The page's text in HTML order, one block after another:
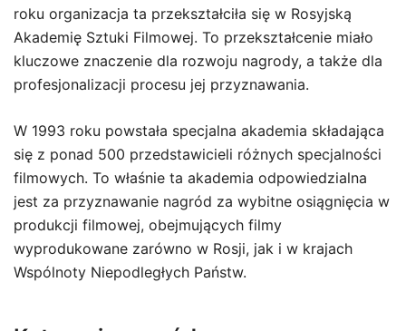
roku organizacja ta przekształciła się w Rosyjską
Akademię Sztuki Filmowej. To przekształcenie miało
kluczowe znaczenie dla rozwoju nagrody, a także dla
profesjonalizacji procesu jej przyznawania.
W 1993 roku powstała specjalna akademia składająca
się z ponad 500 przedstawicieli różnych specjalności
filmowych. To właśnie ta akademia odpowiedzialna
jest za przyznawanie nagród za wybitne osiągnięcia w
produkcji filmowej, obejmujących filmy
wyprodukowane zarówno w Rosji, jak i w krajach
Wspólnoty Niepodległych Państw.